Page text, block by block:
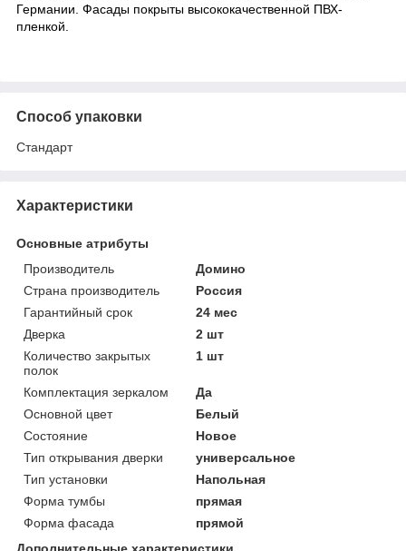
Германии. Фасады покрыты высококачественной ПВХ-
пленкой.
Способ упаковки
Стандарт
Характеристики
Основные атрибуты
Производитель
Домино
Страна производитель
Россия
Гарантийный срок
24 мес
Дверка
2 шт
Количество закрытых
полок
1 шт
Комплектация зеркалом
Да
Основной цвет
Белый
Состояние
Новое
Тип открывания дверки
универсальное
Тип установки
Напольная
Форма тумбы
прямая
Форма фасада
прямой
Дополнительные характеристики